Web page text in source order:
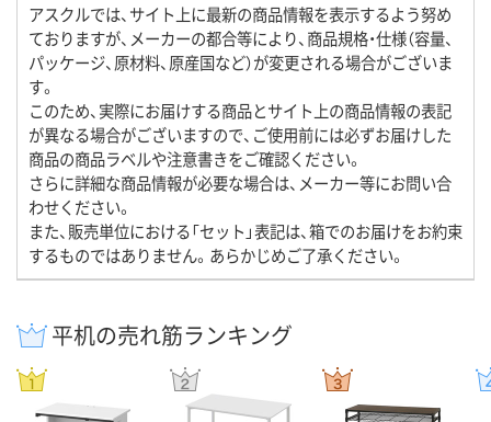
アスクルでは、サイト上に最新の商品情報を表示するよう努め
ておりますが、メーカーの都合等により、商品規格・仕様（容量、
パッケージ、原材料、原産国など）が変更される場合がございま
す。
このため、実際にお届けする商品とサイト上の商品情報の表記
が異なる場合がございますので、ご使用前には必ずお届けした
商品の商品ラベルや注意書きをご確認ください。
さらに詳細な商品情報が必要な場合は、メーカー等にお問い合
わせください。
また、販売単位における「セット」表記は、箱でのお届けをお約束
するものではありません。あらかじめご了承ください。
平机の売れ筋ランキング